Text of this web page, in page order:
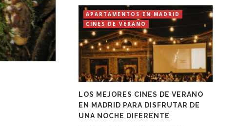
APARTAMENTOS EN MADRID
CINES DE VERANO
LOS MEJORES CINES DE VERANO
EN MADRID PARA DISFRUTAR DE
UNA NOCHE DIFERENTE